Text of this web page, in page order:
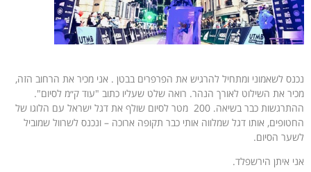
נכנס לשאמוני ומתחיל להרגיש את הפרפרים בבטן . אני מכיר את הרחוב הזה,
מכיר את השילוט לאורך הנהר. רואה שלט שעליו כתוב "עוד ק״מ לסיום".
ההתרגשות כבר בשיאה. 200 מטר לסיום שולף את דגל ישראל עם הלוגו של
החטופים, אותו דגל שמלווה אותי כבר תקופה ארוכה – ונכנס לשרוול שמוביל
לשער הסיום.
אני איתן הירשפלד.